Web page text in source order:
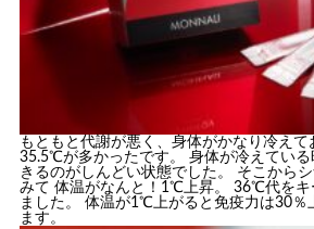
もともと代謝が悪く、身体がかなり冷え
35.5℃が多かったです。 身体が冷えてい
きるのがしんどい状態でした。 そこから
みて 体温がなんと！1℃上昇。 36℃代をキ
ました。 体温が1℃上がると免疫力は30％
ます。